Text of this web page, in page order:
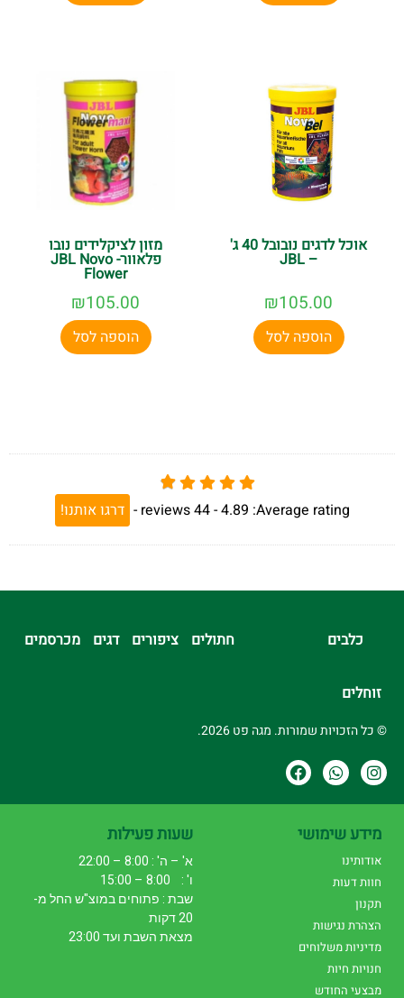
אוכל לדגים נובובל 40 ג'
– JBL
₪105.00
הוספה לסל
מזון לציקלידים נובו
פלאוור- JBL Novo
Flower
₪105.00
הוספה לסל
Average rating:
4.89 -
44
reviews
- דרגו אותנו!
כלבים חתולים ציפורים דגים מכרסמים
זוחלים
© כל הזכויות שמורות. מגה פט 2026.
מידע שימושי
אודותינו
חוות דעות
תקנון
הצהרת נגישות
מדיניות משלוחים
חנויות חיות
מבצעי החודש
שעות פעילות
א' – ה' : 8:00 – 22:00
ו' : 8:00 – 15:00
שבת : פתוחים במוצ"ש החל מ-
20 דקות
מצאת השבת ועד 23:00